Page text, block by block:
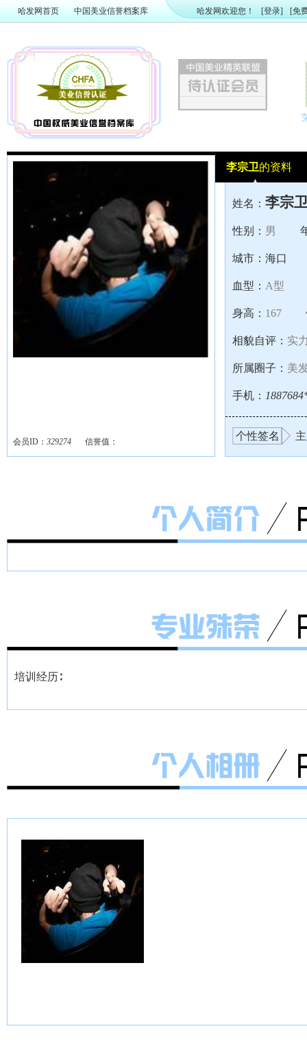
哈发网首页 中国美业信誉档案库 哈发网欢迎您！ [登录] [免
李宗卫的资料
会员ID： 329274 信誉值：
姓名： 李宗
性别： 男
城市： 海口
血型： A型
身高： 167
相貌自评： 实
所属圈子： 美
手机：
个性签名
培训经历∶